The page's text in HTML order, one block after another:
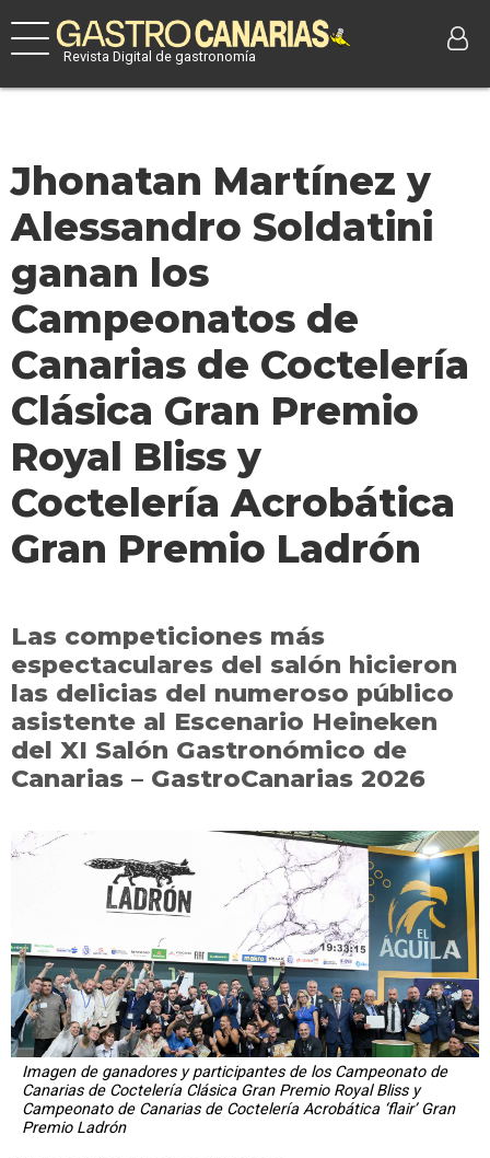
Revista Digital de gastronomía
Jhonatan Martínez y
Alessandro Soldatini
ganan los
Campeonatos de
Canarias de Coctelería
Clásica Gran Premio
Royal Bliss y
Coctelería Acrobática
Gran Premio Ladrón
Las competiciones más
espectaculares del salón hicieron
las delicias del numeroso público
asistente al Escenario Heineken
del XI Salón Gastronómico de
Canarias – GastroCanarias 2026
Imagen de ganadores y participantes de los Campeonato de
Canarias de Coctelería Clásica Gran Premio Royal Bliss y
Campeonato de Canarias de Coctelería Acrobática ‘flair’ Gran
Premio Ladrón